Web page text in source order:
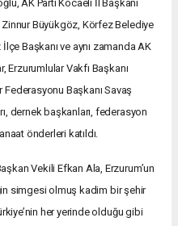
AK Parti Kocaeli İl Başkanı
Zinnur Büyükgöz, Körfez Belediye
Başkanı ve aynı zamanda AK
Erzurumlular Vakfı Başkanı
Başkanı Savaş
dernek başkanları, federasyon
önderleri katıldı.
Vekili Efkan Ala, Erzurum’un
simgesi olmuş kadim bir şehir
her yerinde olduğu gibi